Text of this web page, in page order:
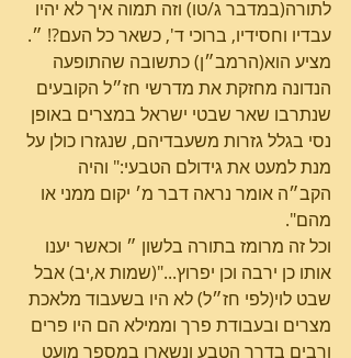
לתורה(במדבר ג/טו) וזה תמוה איך לא יהיו
עבדיו וחסידיו, ברוכי ד', כשאר כל העם?! ״.
מציע הוא(הרמב״ן) כתשובה שהתופעה
הנדונה מחזקת את מדרשי חז״ל הקובעים
שנתרבו שאר שבטי ישראל במצרים באופן
נסי בגלל גזרות משעבדיהם, שנגזרו כולן על
מנת למעט את גידולם הטבעי:" והיה
הקב״ה אומר נראה דבר מ׳ יקום ממני או
מהם".
וכל זה מרומז בתורה בלשון ״ וכאשר יענו
אותו כן ירבה וכן יפרוץ..."(שמות א,יב) אבל
שבט לוי(לפי חז״ל) לא היו בשעבוד מלאכת
מצרים ובעבודת פרך וממילא הם היו פרים
ורבים בדרך הטבע ונשארו במספר מועט